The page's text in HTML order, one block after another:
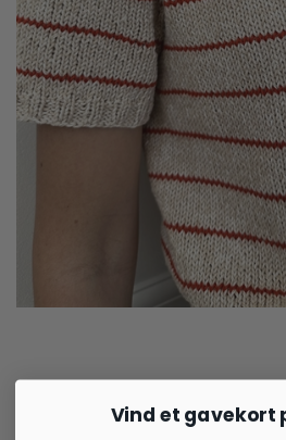
Vind et gavekort